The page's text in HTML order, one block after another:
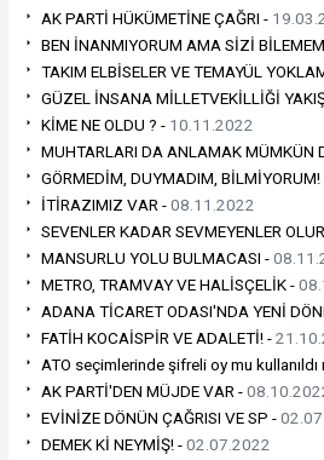
AK PARTİ HÜKÜMETİNE ÇAĞRI -
BEN İNANMIYORUM AMA SİZİ
TAKIM ELBİSELER VE TEMAYÜL
GÜZEL İNSANA MİLLETVEKİLLİĞİ
KİME NE OLDU ? - 10.11.2022
MUHTARLARI DA ANLAMAK MÜMKÜN
GÖRMEDİM, DUYMADIM, BİLMİYORUM!
İTİRAZIMIZ VAR -08.11.2022
SEVENLER KADAR SEVMEYENLER
MANSURLU YOLU BULMACASI -
METRO, TRAMVAY VE HALİSÇELİK -
ADANA TİCARET ODASI'NDA YENİ
FATİH KOCAİSPİR VE ADALETİ! -
ATO seçimlerinde şifreli oy mu kullanıldı
AK PARTİ'DEN MÜJDE VAR -
EVİNİZE DÖNÜN ÇAĞRISI VE SP -
DEMEK Kİ NEYMİŞ! -02.07.2022